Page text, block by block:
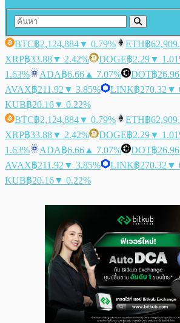
BTC฿2,124,884▼ 0.79% ETH฿
XRP฿33.88▼ 2.42% DOGE฿2.29▼
1.63%
ADA฿6.66 ▲ 7.07% DOT฿26.96
AVAX฿211.92 ▼ 3.85% LINK฿270.32 ▼
KUB฿20.16▼ 0.22%
BTC฿2,124,884▼ 0.79% ETH฿
XRP฿33.88▼ 2.42% DOGE฿2.29▼
1.63%
ADA฿6.66 ▲ 7.07% DOT฿26.96
AVAX฿211.92 ▼ 3.85% LINK฿270.32 ▼
KUB฿20.16▼ 0.22%